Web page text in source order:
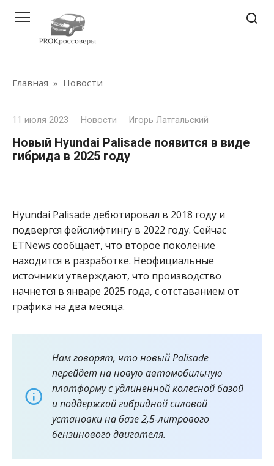
контенту
Главная » Новости
11 июля 2023 Новости Игорь Латгальский
Новый Hyundai Palisade появится в виде
гибрида в 2025 году
Hyundai Palisade дебютировал в 2018 году и
подвергся фейслифтингу в 2022 году. Сейчас
ETNews сообщает, что второе поколение
находится в разработке. Неофициальные
источники утверждают, что производство
начнется в январе 2025 года, с отставанием от
графика на два месяца.
Нам говорят, что новый Palisade
перейдет на новую автомобильную
платформу с удлиненной колесной базой
и поддержкой гибридной силовой
установки на базе 2,5-литрового
бензинового двигателя.